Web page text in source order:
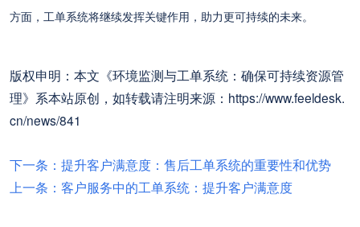
方面，工单系统将继续发挥关键作用，助力更可持续的未来。
版权申明：本文《环境监测与工单系统：确保可持续资源管
理》系本站原创，如转载请注明来源：https://www.feeldesk.
cn/news/841
下一条：提升客户满意度：售后工单系统的重要性和优势
上一条：客户服务中的工单系统：提升客户满意度